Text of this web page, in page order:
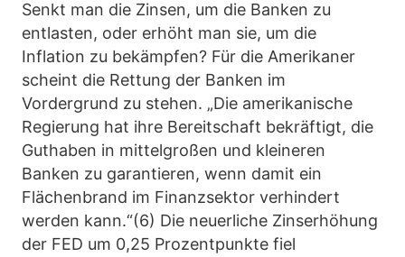
Senkt man die Zinsen, um die Banken zu
entlasten, oder erhöht man sie, um die
Inflation zu bekämpfen? Für die Amerikaner
scheint die Rettung der Banken im
Vordergrund zu stehen. „Die amerikanische
Regierung hat ihre Bereitschaft bekräftigt, die
Guthaben in mittelgroßen und kleineren
Banken zu garantieren, wenn damit ein
Flächenbrand im Finanzsektor verhindert
werden kann.“(6) Die neuerliche Zinserhöhung
der FED um 0,25 Prozentpunkte fiel